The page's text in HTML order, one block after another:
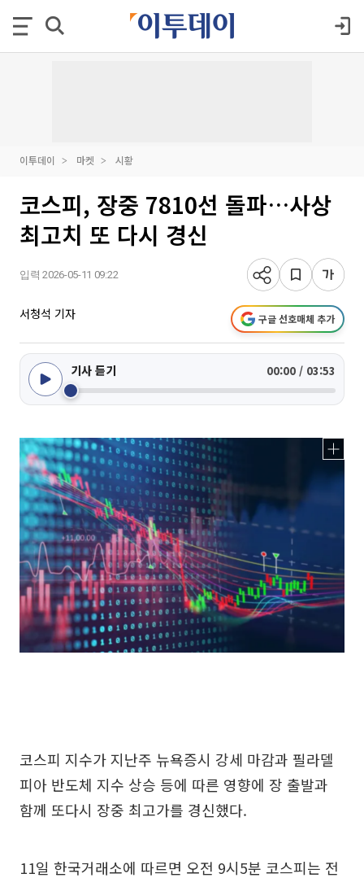
이투데이 마켓 시황
코스피, 장중 7810선 돌파…사상
최고치 또 다시 경신
입력 2026-05-11 09:22
서청석 기자 구글 선호매체 추가
기사 듣기 00:00 / 03:53
코스피 지수가 지난주 뉴욕증시 강세 마감과 필라델
피아 반도체 지수 상승 등에 따른 영향에 장 출발과
함께 또다시 장중 최고가를 경신했다.
11일 한국거래소에 따르면 오전 9시5분 코스피는 전